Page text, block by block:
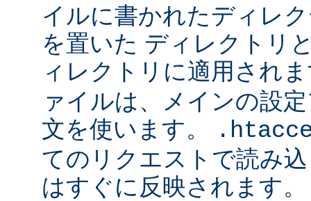
イルに書かれたディレ
を置いた ディレクトリ
ィレクトリに適用され
ァイルは、メインの設
文を使います。
てのリクエストで読み
はすぐに反映されます。